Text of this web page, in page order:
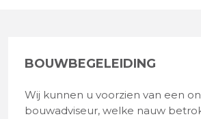
BOUWBEGELEIDING
Wij kunnen u voorzien van een
bouwadviseur, welke nauw